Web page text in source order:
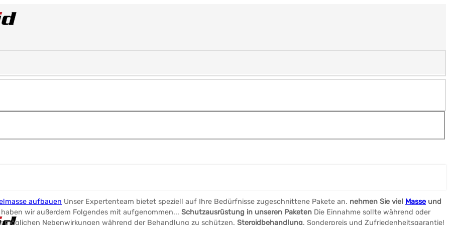
aufbauen Unser Expertenteam bietet speziell auf Ihre Bedürfnisse zugeschnittene Pakete an. nehmen Sie viel Masse und
wir außerdem Folgendes mit aufgenommen... Schutzausrüstung in unseren Paketen Die Einnahme sollte während oder
Nebenwirkungen während der Behandlung zu schützen. Steroidbehandlung. Sonderpreis und Zufriedenheitsgarantie!